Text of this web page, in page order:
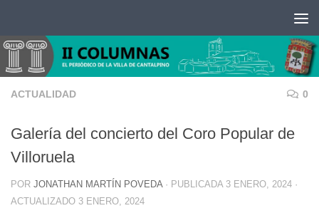
ACTUALIDAD 0
Galería del concierto del Coro Popular de
Villoruela
POR JONATHAN MARTÍN POVEDA · PUBLICADA 3 ENERO, 2024 ·
ACTUALIZADO 3 ENERO, 2024